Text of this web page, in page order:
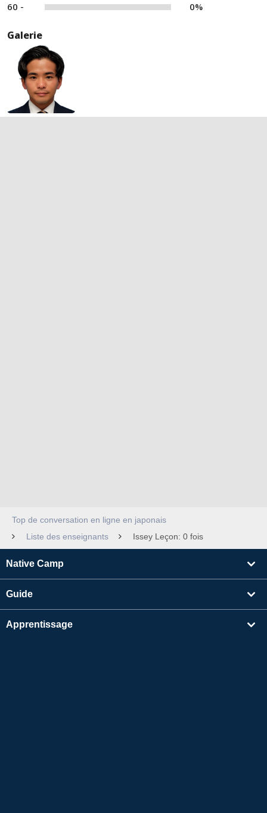
60 - 0%
Galerie
Top de conversation en ligne en japonais
Liste des enseignants
Issey Leçon: 0 fois
Native Camp
Guide
Apprentissage